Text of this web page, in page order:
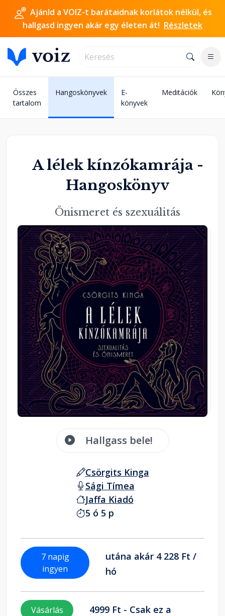
Ajánld a VOIZ-t barátaidnak korlátok nélkül, és
hallgasd ingyen akár egy életen át! Részletek
Összes
tartalom
Hangoskönyvek
E-
könyvek
Meditációk
A lélek kínzókamrája -
Hangoskönyv
Önismeret és szexuálitás
Hallgass bele!
Csörgits Kinga
Sági Tímea
Jaffa Kiadó
5 ó 5 p
7 napig
ingyen
utána akár 4 228 Ft /
hó
Vásárlás
4999 Ft - Csak ez a